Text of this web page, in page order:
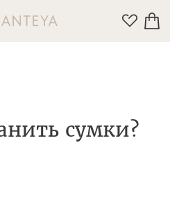
артикул товара
сумки?